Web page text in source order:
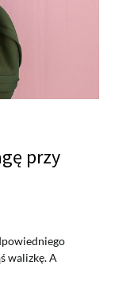
przy
walizkę. A